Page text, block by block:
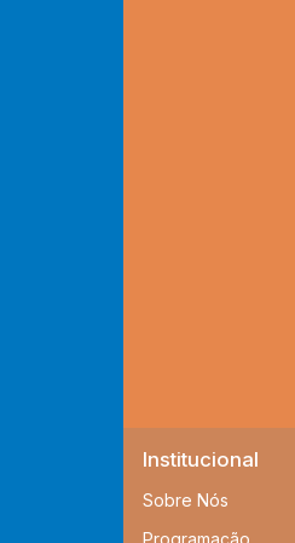
Institucional
Sobre Nós
Programação